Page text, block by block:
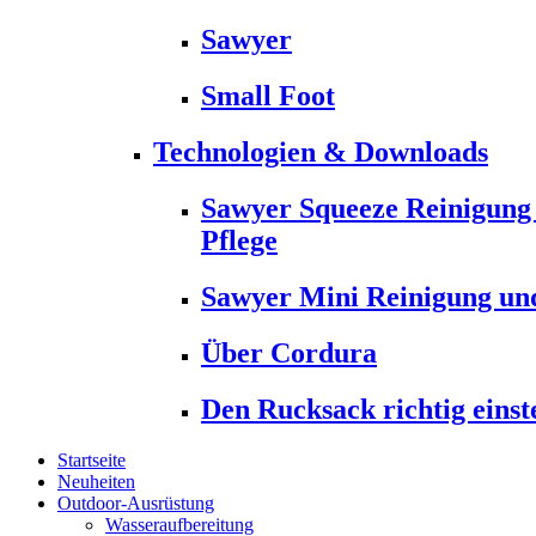
Sawyer
Small Foot
Technologien & Downloads
Sawyer Squeeze
Pflege
Sawyer Mini Reinigung
Über Cordura
Den Rucksack richtig
Startseite
Neuheiten
Outdoor-Ausrüstung
Wasseraufbereitung